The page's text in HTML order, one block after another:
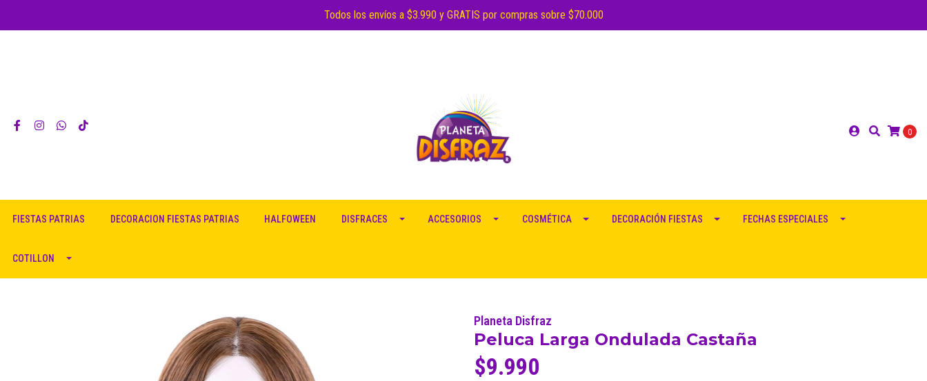
Todos los envíos a $3.990 y GRATIS por compras sobre $70.000
0
FIESTAS PATRIAS DECORACION FIESTAS PATRIAS HALFOWEEN DISFRACES ACCESORIOS COSMÉTICA DECORACIÓN FIESTAS FECHAS ESPECIALES
COTILLON
Planeta Disfraz
Peluca Larga Ondulada Castaña
$9.990